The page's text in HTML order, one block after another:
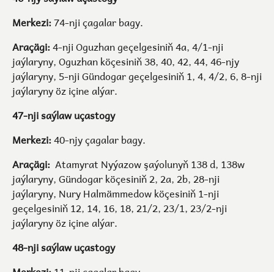
Merkezi:74-nji çagalar bagy.
Araçägi:4-nji Oguzhan geçelgesiniň 4a, 4/1-nji
jaýlaryny, Oguzhan köçesiniň 38, 40, 42, 44, 46-njy
jaýlaryny, 5-nji Gündogar geçelgesiniň 1, 4, 4/2, 6, 8-nji
jaýlaryny öz içine alýar.
47-nji saýlaw uçastogy
Merkezi:40-njy çagalar bagy.
Araçägi: Atamyrat Nyýazow şaýolunyň 138 d, 138w
jaýlaryny, Gündogar köçesiniň 2, 2a, 2b, 28-nji
jaýlaryny, Nury Halmämmedow köçesiniň 1-nji
geçelgesiniň 12, 14, 16, 18, 21/2, 23/1, 23/2-nji
jaýlaryny öz içine alýar.
48-nji saýlaw uçastogy